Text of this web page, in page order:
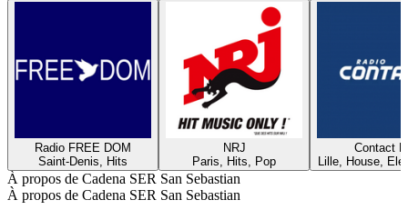
Radio FREE DOM
Saint-Denis, Hits
NRJ
Paris, Hits, Pop
Contact
Lille, House,
À propos de Cadena SER San Sebastian
À propos de Cadena SER San Sebastian